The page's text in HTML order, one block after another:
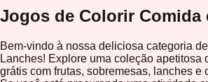
Jogos de Colorir Comida
Bem-vindo à nossa deliciosa categoria
Lanches! Explore uma coleção apetitosa
grátis com frutas, sobremesas, lanches e